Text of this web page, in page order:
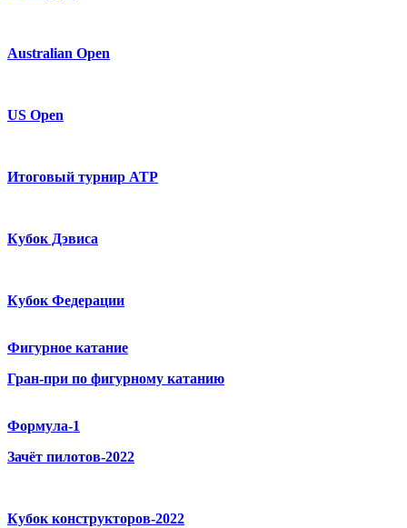
Australian Open
US Open
Итоговый турнир ATP
Кубок Дэвиса
Кубок Федерации
Фигурное катание
Гран-при по фигурному катанию
Формула-1
Зачёт пилотов-2022
Кубок конструкторов-2022